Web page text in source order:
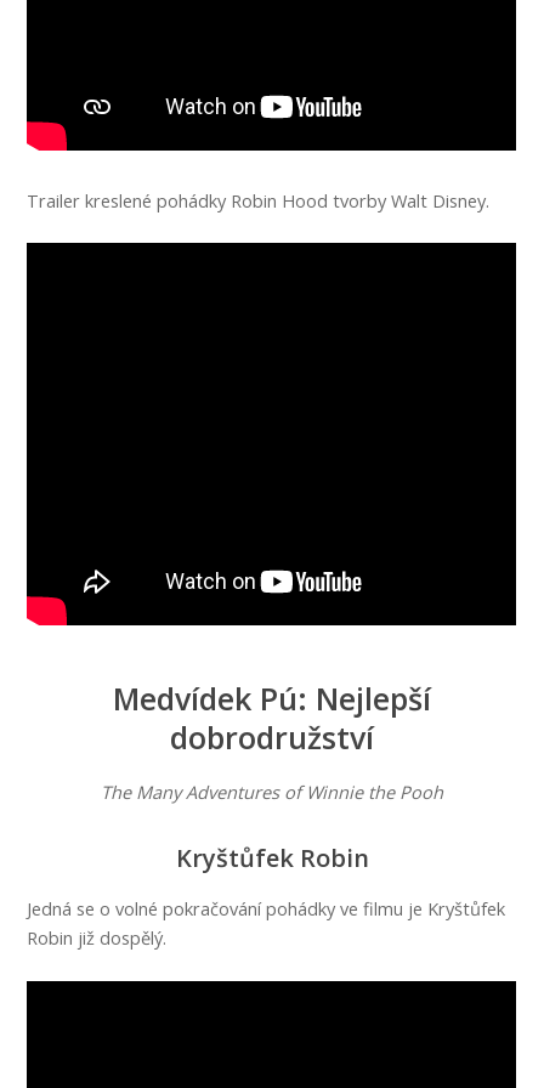
Trailer kreslené pohádky Robin Hood tvorby Walt Disney.
Medvídek Pú: Nejlepší
dobrodružství
The Many Adventures of Winnie the Pooh
Kryštůfek Robin
Jedná se o volné pokračování pohádky ve filmu je Kryštůfek
Robin již dospělý.